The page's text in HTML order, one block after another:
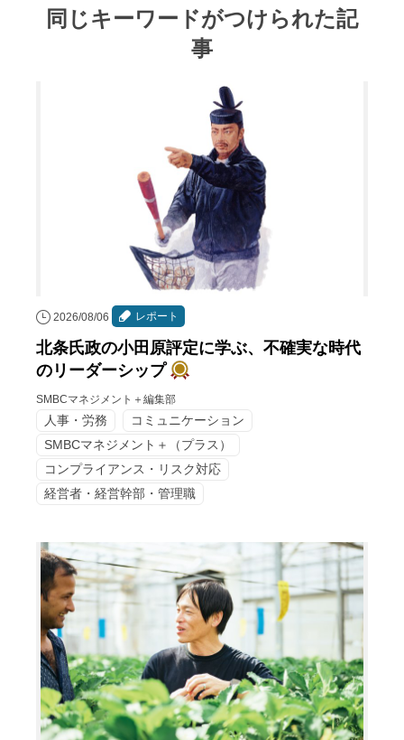
同じキーワードがつけられた記
事
2026/08/06 レポート
北条氏政の小田原評定に学ぶ、不確実な時代
のリーダーシップ
SMBCマネジメント＋編集部
人事・労務
コミュニケーション
SMBCマネジメント＋（プラス）
コンプライアンス・リスク対応
経営者・経営幹部・管理職